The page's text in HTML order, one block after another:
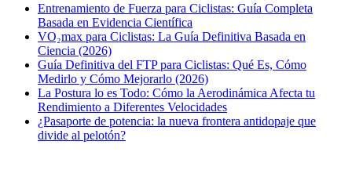
Entrenamiento de Fuerza para Ciclistas: Guía Completa
Basada en Evidencia Científica
VO₂max para Ciclistas: La Guía Definitiva Basada en
Ciencia (2026)
Guía Definitiva del FTP para Ciclistas: Qué Es, Cómo
Medirlo y Cómo Mejorarlo (2026)
La Postura lo es Todo: Cómo la Aerodinámica Afecta tu
Rendimiento a Diferentes Velocidades
¿Pasaporte de potencia: la nueva frontera antidopaje que
divide al pelotón?